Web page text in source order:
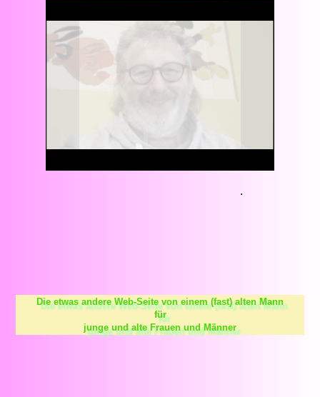
.
Die etwas andere Web-Seite von einem (fast) alten Mann
für
junge und alte Frauen und Männer